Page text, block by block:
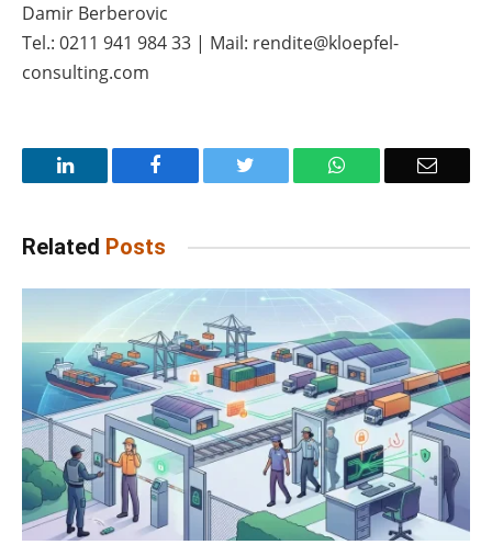
Damir Berberovic
Tel.: 0211 941 984 33 | Mail: rendite@kloepfel-
consulting.com
LinkedIn Facebook WhatsApp Email
Related Posts